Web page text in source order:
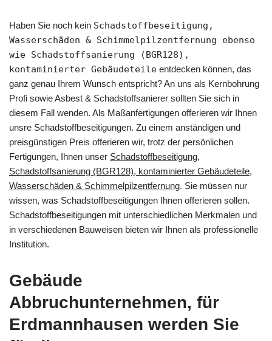
Haben Sie noch kein Schadstoffbeseitigung,
Wasserschäden & Schimmelpilzentfernung ebenso
wie Schadstoffsanierung (BGR128),
kontaminierter Gebäudeteile entdecken können, das
ganz genau Ihrem Wunsch entspricht? An uns als Kernbohrung
Profi sowie Asbest & Schadstoffsanierer sollten Sie sich in
diesem Fall wenden. Als Maßanfertigungen offerieren wir Ihnen
unsre Schadstoffbeseitigungen. Zu einem anständigen und
preisgünstigen Preis offerieren wir, trotz der persönlichen
Fertigungen, Ihnen unser Schadstoffbeseitigung,
Schadstoffsanierung (BGR128), kontaminierter Gebäudeteile,
Wasserschäden & Schimmelpilzentfernung. Sie müssen nur
wissen, was Schadstoffbeseitigungen Ihnen offerieren sollen.
Schadstoffbeseitigungen mit unterschiedlichen Merkmalen und
in verschiedenen Bauweisen bieten wir Ihnen als professionelle
Institution.
Gebäude
Abbruchunternehmen, für
Erdmannhausen werden Sie